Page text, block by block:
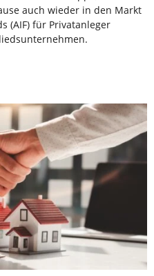
auch wieder in den Markt
(AIF) für Privatanleger